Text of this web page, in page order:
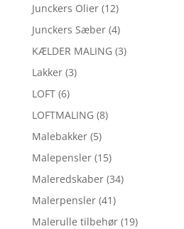
Junckers Olier (12)
Junckers Sæber (4)
KÆLDER MALING (3)
Lakker (3)
LOFT (6)
LOFTMALING (8)
Malebakker (5)
Malepensler (15)
Maleredskaber (34)
Malerpensler (41)
Malerulle tilbehør (19)